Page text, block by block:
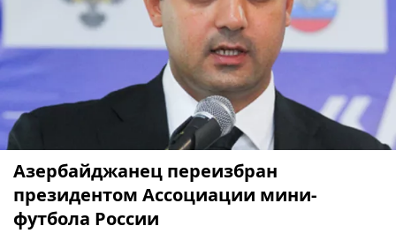
Азербайджанец переизбран
президентом Ассоциации мини-
футбола России